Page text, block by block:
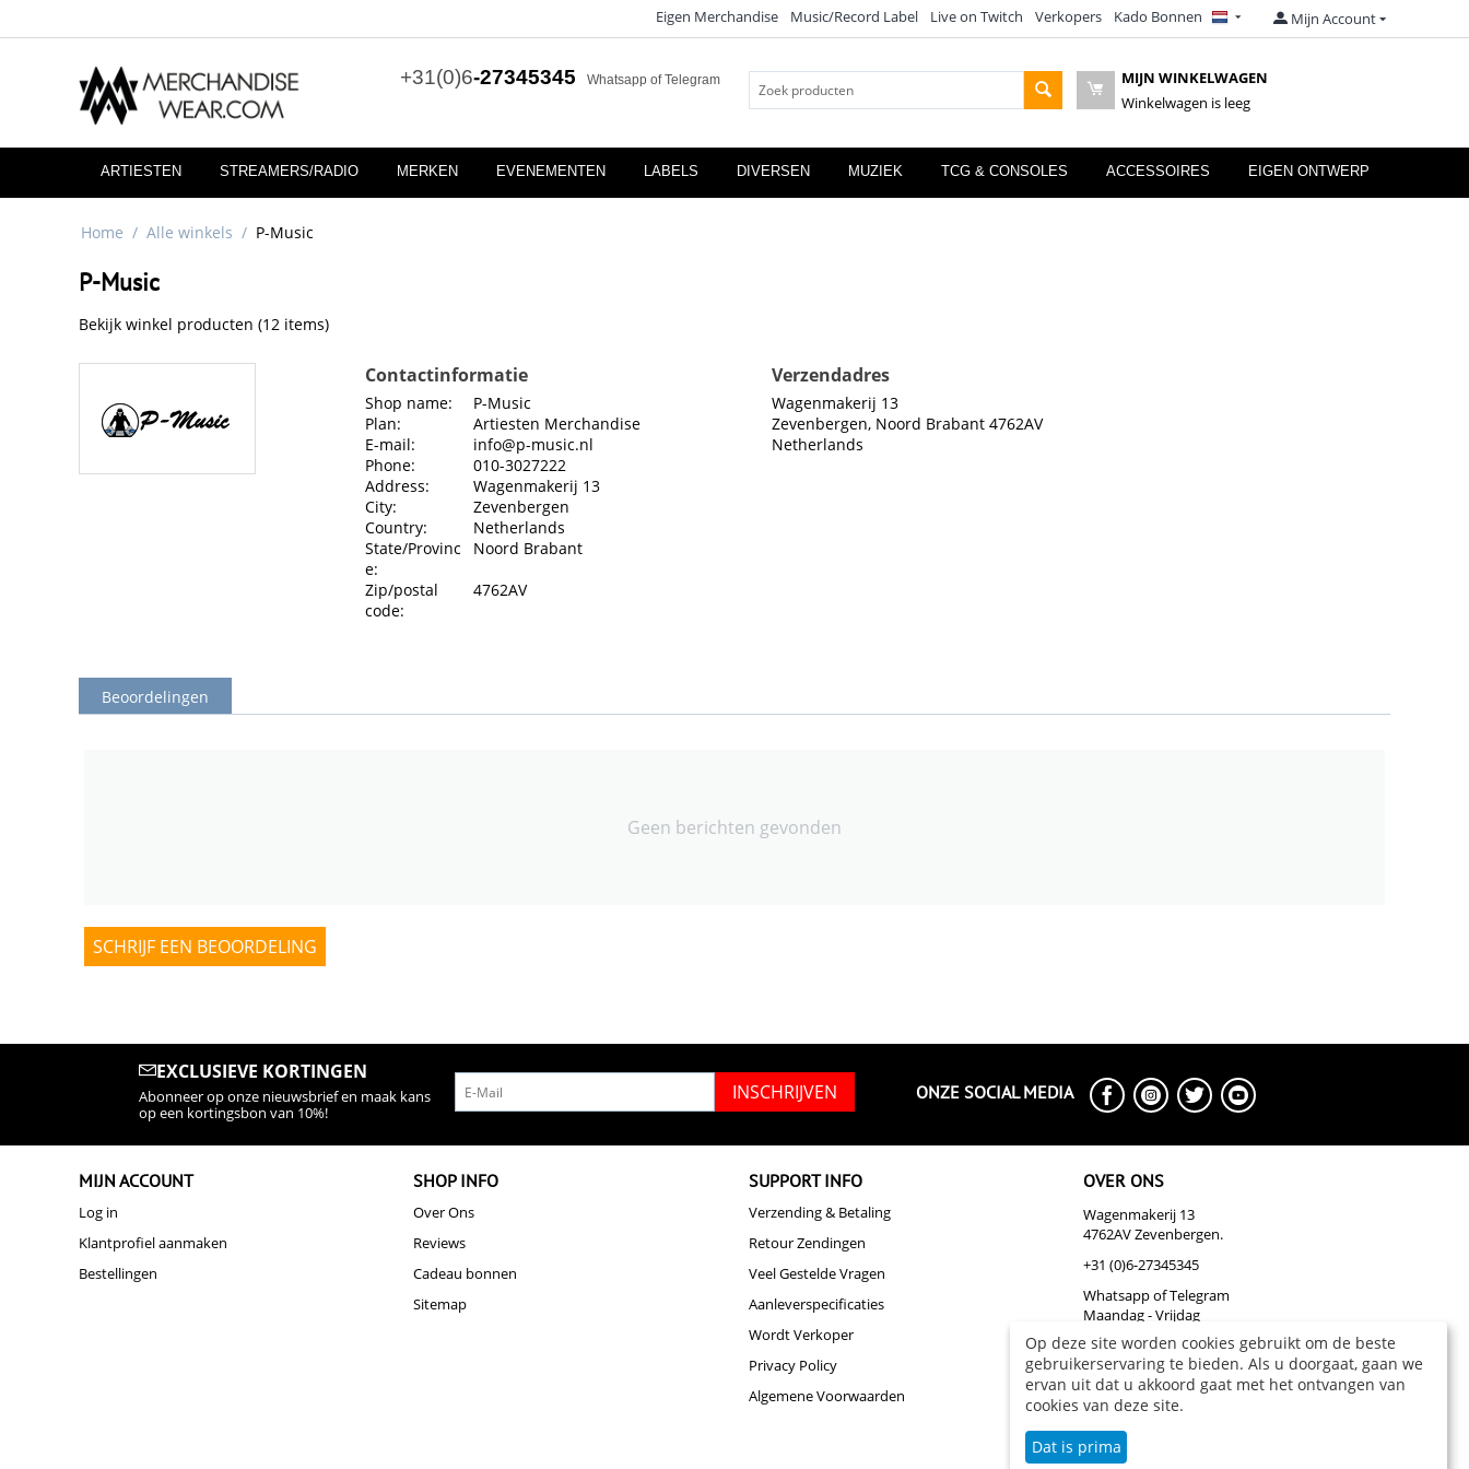
Mijn Account
Eigen Merchandise Music/Record Label Live on Twitch Verkopers Kado Bonnen
+31(0)6-27345345 Whatsapp of Telegram
MIJN WINKELWAGEN
Winkelwagen is leeg
ARTIESTEN STREAMERS/RADIO MERKEN EVENEMENTEN LABELS DIVERSEN MUZIEK TCG & CONSOLES ACCESSOIRES EIGEN ONTWERP
Home / Alle winkels / P-Music
P-Music
Bekijk winkel producten (12 items)
Contactinformatie
Shop name:
P-Music
Plan:
Artiesten Merchandise
E-mail:
info@p-music.nl
Phone:
010-3027222
Address:
Wagenmakerij 13
City:
Zevenbergen
Country:
Netherlands
State/Provinc
e:
Noord Brabant
Zip/postal
code:
4762AV
Verzendadres
Wagenmakerij 13
Zevenbergen, Noord Brabant 4762AV
Netherlands
Beoordelingen
Geen berichten gevonden
SCHRIJF EEN BEOORDELING
EXCLUSIEVE KORTINGEN
Abonneer op onze nieuwsbrief en maak kans
op een kortingsbon van 10%!
INSCHRIJVEN ONZE SOCIAL MEDIA
MIJN ACCOUNT
Log in
Klantprofiel aanmaken
Bestellingen
SHOP INFO
Over Ons
Reviews
Cadeau bonnen
Sitemap
SUPPORT INFO
Verzending & Betaling
Retour Zendingen
Veel Gestelde Vragen
Aanleverspecificaties
Wordt Verkoper
Privacy Policy
Algemene Voorwaarden
OVER ONS
Wagenmakerij 13
4762AV Zevenbergen.
+31 (0)6-27345345
Whatsapp of Telegram
Maandag - Vrijdag
info@biazakelijk.nl
Over Ons
Op deze site worden cookies gebruikt om de beste
gebruikerservaring te bieden. Als u doorgaat, gaan we
ervan uit dat u akkoord gaat met het ontvangen van
cookies van deze site.
Dat is prima